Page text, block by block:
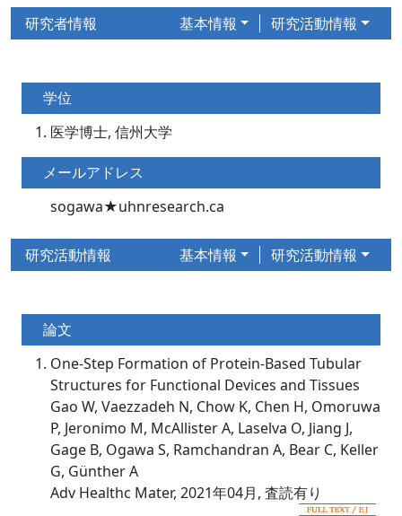
研究者情報 基本情報 研究活動情報
学位
医学博士, 信州大学
メールアドレス
sogawa★uhnresearch.ca
研究活動情報 基本情報 研究活動情報
論文
One-Step Formation of Protein-Based Tubular
Structures for Functional Devices and Tissues
Gao W, Vaezzadeh N, Chow K, Chen H, Omoruwa
P, Jeronimo M, McAllister A, Laselva O, Jiang J,
Gage B, Ogawa S, Ramchandran A, Bear C, Keller
G, Günther A
Adv Healthc Mater, 2021年04月, 査読有り